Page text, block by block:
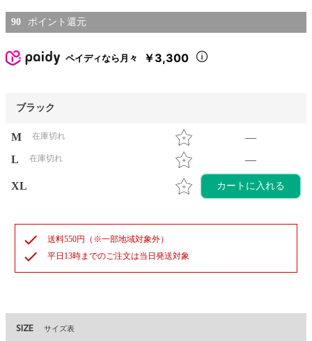
90
ペイディなら月々 ￥3,300
ブラック
M 在庫切れ
—
L
在庫切れ —
XL カートに入れる
check 送料550円（※一部地域対象外）
check 平日13時までのご注文は当日発送対象
SIZE サイズ表